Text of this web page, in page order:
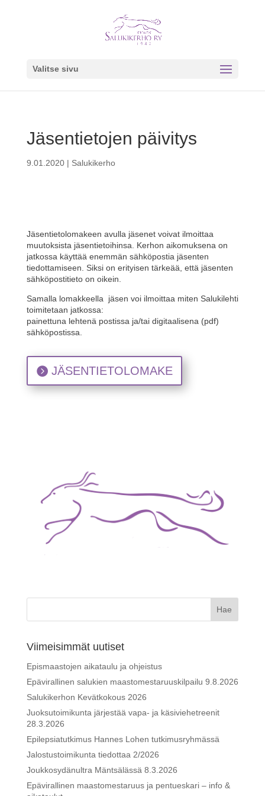
Valitse sivu
Jäsentietojen päivitys
9.01.2020| Salukikerho
Jäsentietolomakeen avulla jäsenet voivat ilmoittaa
muutoksista jäsentietoihinsa. Kerhon aikomuksena on
jatkossa käyttää enemmän sähköpostia jäsenten
tiedottamiseen. Siksi on erityisen tärkeää, että jäsenten
sähköpostitieto on oikein.
Samalla lomakkeella jäsen voi ilmoittaa miten Salukilehti
toimitetaan jatkossa:
painettuna lehtenä postissa ja/tai digitaalisena (pdf)
sähköpostissa.
JÄSENTIETOLOMAKE
Viimeisimmät uutiset
Epismaastojen aikataulu ja ohjeistus
Epävirallinen salukien maastomestaruuskilpailu 9.8.2026
Salukikerhon Kevätkokous 2026
Juoksutoimikunta järjestää vapa- ja käsiviehetreenit
28.3.2026
Epilepsiatutkimus Hannes Lohen tutkimusryhmässä
Jalostustoimikunta tiedottaa 2/2026
Joukkosydänultra Mäntsälässä 8.3.2026
Epävirallinen maastomestaruus ja pentueskari – info &